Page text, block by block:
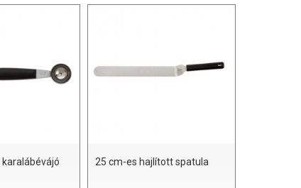
25 cm-es hajlított spatula